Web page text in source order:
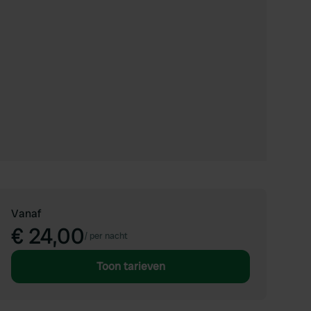
Vanaf
€ 24,00/ per nacht
Toon tarieven